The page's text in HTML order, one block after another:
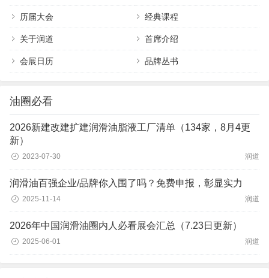
历届大会 经典课程
关于润道 首席介绍
会展日历 品牌丛书
油圈必看
2026新建改建扩建润滑油脂液工厂清单（134家，8月4更
新）
2023-07-30 润道
润滑油百强企业/品牌你入围了吗？免费申报，彰显实力
2025-11-14 润道
2026年中国润滑油圈内人必看展会汇总（7.23日更新）
2025-06-01 润道